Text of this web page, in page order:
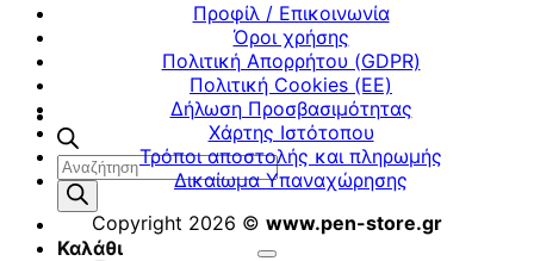
Αναζήτηση
προϊόντων
Καλάθι
Προφίλ / Επικοινωνία
Όροι χρήσης
Πολιτική Απορρήτου (GDPR)
Πολιτική Cookies (ΕΕ)
Δήλωση Προσβασιμότητας
Χάρτης Ιστότοπου
Τρόποι αποστολής και πληρωμής
Δικαίωμα Υπαναχώρησης
Copyright 2026 © www.pen-store.gr